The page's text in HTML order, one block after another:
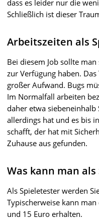
dass es leider nur die
Schließlich ist dieser
Arbeitszeiten als
Bei diesem Job sollte
zur Verfügung haben.
großer Aufwand. Bugs
Im Normalfall arbeiten
daher etwa siebeneinhalb
allerdings hat und es bis
schafft, der hat mit
Zuhause aus gefunden.
Was kann man
Als Spieletester werden
Typischerweise kann
und 15 Euro erhalten.